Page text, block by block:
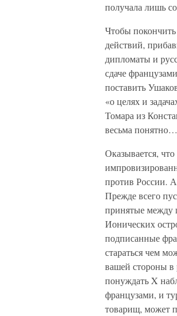
получала лишь
Чтобы
действий,
дипломаты и
сдаче
поставить
«о целях и
Томара из
весьма понятно…
Оказывается,
против России.
Прежде всего
принятые между
Ионических
подписанные
стараться чем
вашей стороны
понуждать X
французами, и
товарищ, может